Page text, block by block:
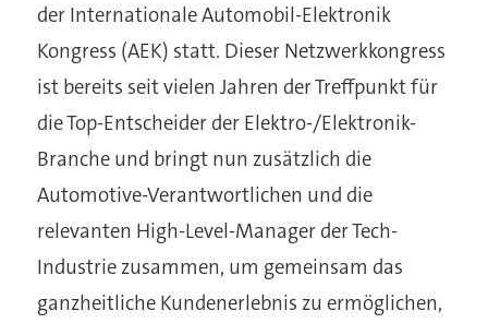
der Internationale Automobil-Elektronik
Kongress (AEK) statt. Dieser Netzwerkkongress
ist bereits seit vielen Jahren der Treffpunkt für
die Top-Entscheider der Elektro-/Elektronik-
Branche und bringt nun zusätzlich die
Automotive-Verantwortlichen und die
relevanten High-Level-Manager der Tech-
Industrie zusammen, um gemeinsam das
ganzheitliche Kundenerlebnis zu ermöglichen,